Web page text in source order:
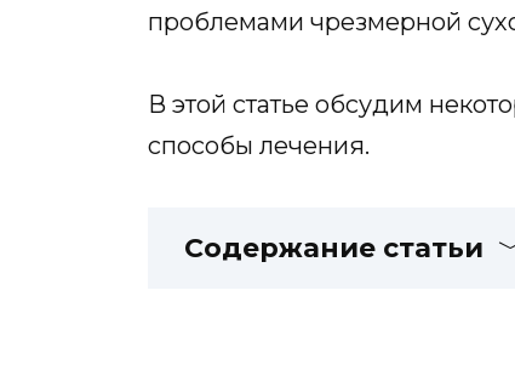
проблемами чрезмерной
В этой статье обсудим
способы лечения.
Содержание статьи